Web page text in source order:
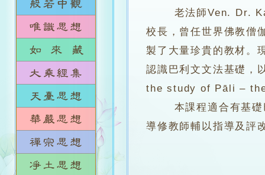
老法師Ven. Dr.
校長，曾任世界佛教僧
製了大量珍貴的教材。
認識巴利文文法基礎，
the study of Pāli –
本課程適合有基礎巴
導修教師輔以指導及評